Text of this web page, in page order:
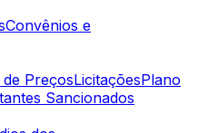
Convênios e
PreçosLicitaçõesPlano
Sancionados